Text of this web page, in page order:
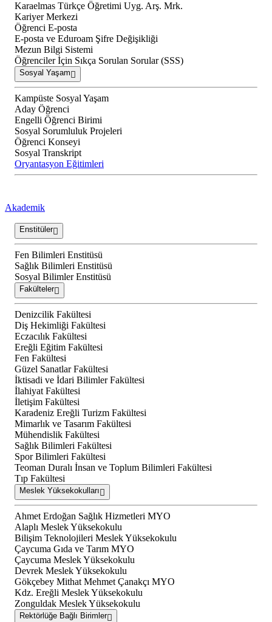
Karaelmas Türkçe Öğretimi Uyg. Arş. Mrk.
Kariyer Merkezi
Öğrenci E-posta
E-posta ve Eduroam Şifre Değişikliği
Mezun Bilgi Sistemi
Öğrenciler İçin Sıkça Sorulan Sorular (SSS)
Sosyal Yaşam
Kampüste Sosyal Yaşam
Aday Öğrenci
Engelli Öğrenci Birimi
Sosyal Sorumluluk Projeleri
Öğrenci Konseyi
Sosyal Transkript
Oryantasyon Eğitimleri
Akademik
Enstitüler
Fen Bilimleri Enstitüsü
Sağlık Bilimleri Enstitüsü
Sosyal Bilimler Enstitüsü
Fakülteler
Denizcilik Fakültesi
Diş Hekimliği Fakültesi
Eczacılık Fakültesi
Ereğli Eğitim Fakültesi
Fen Fakültesi
Güzel Sanatlar Fakültesi
İktisadi ve İdari Bilimler Fakültesi
İlahiyat Fakültesi
İletişim Fakültesi
Karadeniz Ereğli Turizm Fakültesi
Mimarlık ve Tasarım Fakültesi
Mühendislik Fakültesi
Sağlık Bilimleri Fakültesi
Spor Bilimleri Fakültesi
Teoman Duralı İnsan ve Toplum Bilimleri Fakültesi
Tıp Fakültesi
Meslek Yüksekokulları
Ahmet Erdoğan Sağlık Hizmetleri MYO
Alaplı Meslek Yüksekokulu
Bilişim Teknolojileri Meslek Yüksekokulu
Çaycuma Gıda ve Tarım MYO
Çaycuma Meslek Yüksekokulu
Devrek Meslek Yüksekokulu
Gökçebey Mithat Mehmet Çanakçı MYO
Kdz. Ereğli Meslek Yüksekokulu
Zonguldak Meslek Yüksekokulu
Rektörlüğe Bağlı Birimler